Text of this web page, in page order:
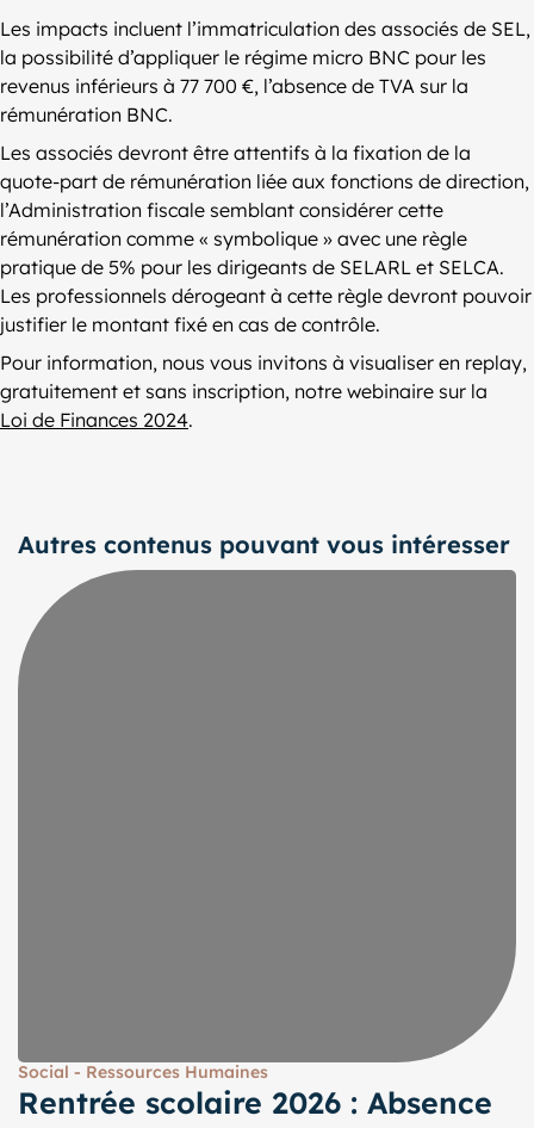
Les impacts incluent l’immatriculation des associés de SEL,
la possibilité d’appliquer le régime micro BNC pour les
revenus inférieurs à 77 700 €, l’absence de TVA sur la
rémunération BNC.
Les associés devront être attentifs à la fixation de la
quote-part de rémunération liée aux fonctions de direction,
l’Administration fiscale semblant considérer cette
rémunération comme « symbolique » avec une règle
pratique de 5% pour les dirigeants de SELARL et SELCA.
Les professionnels dérogeant à cette règle devront pouvoir
justifier le montant fixé en cas de contrôle.
Pour information, nous vous invitons à visualiser en replay,
gratuitement et sans inscription, notre webinaire sur la
Loi de Finances 2024.
Autres contenus pouvant vous intéresser
Social - Ressources Humaines
Rentrée scolaire 2026 : Absence